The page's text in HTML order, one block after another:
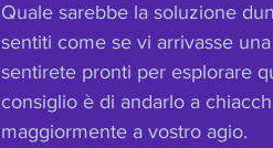
Quale sarebbe la soluzione
sentiti come se vi arrivasse
sentirete pronti per esplorare
consiglio è di andarlo a
maggiormente a vostro agio.